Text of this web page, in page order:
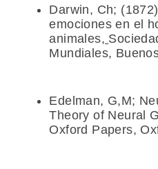
Darwin, Ch; (1872)
emociones en el
animales,
Mundiales,
Edelman, G,M;
Theory of Neural
Oxford Papers,